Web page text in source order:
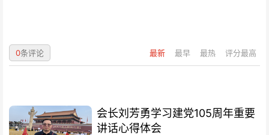
最新 最早 最热 评分最高
0条评论
会长刘芳勇学习建党105周年重要
讲话心得体会